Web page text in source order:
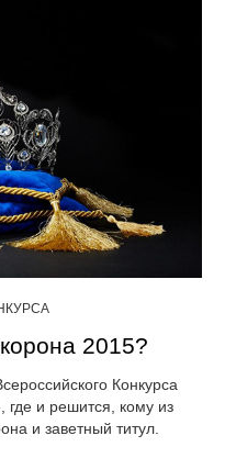
2015?
Конкурса
и решится, кому из
и заветный титул.